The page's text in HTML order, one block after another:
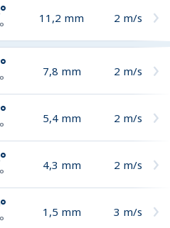
11,2 mm 2 m/s
7,8 mm 2 m/s
5,4 mm 2 m/s
4,3 mm 2 m/s
1,5 mm 3 m/s